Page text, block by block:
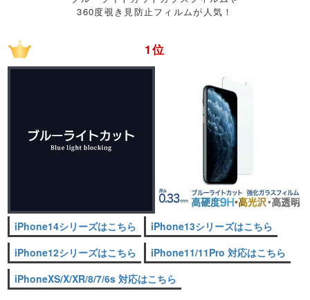
360度覗き見防止フィルムが人気！
1位
iPhone14シリーズはこちら
iPhone13シリーズはこちら
iPhone12シリーズはこちら
iPhone11/11Pro 対応はこちら
iPhoneXS/X/XR/8/7/6s 対応はこちら